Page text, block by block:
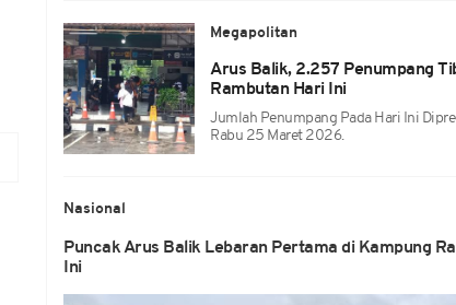
Megapolitan
Arus Balik, 2.257 Penumpang
Rambutan Hari Ini
Jumlah Penumpang Pada Hari Ini
Rabu 25 Maret 2026.
Nasional
Puncak Arus Balik Lebaran Pertama di Kampung
Ini